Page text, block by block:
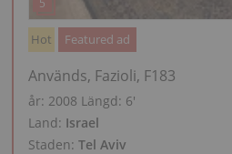
Hot Featured ad
Används, Fazioli, F183
år: 2008 Längd: 6′
Land: Israel
Staden: Tel Aviv